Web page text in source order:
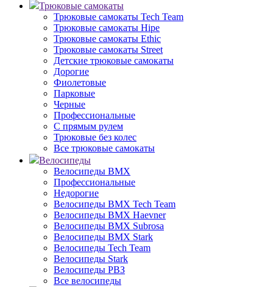
Трюковые самокаты
Трюковые самокаты Tech Team
Трюковые самокаты Hipe
Трюковые самокаты Ethic
Трюковые самокаты Street
Детские трюковые самокаты
Дорогие
Фиолетовые
Парковые
Черные
Профессиональные
С прямым рулем
Трюковые без колес
Все трюковые самокаты
Велосипеды
Велосипеды BMX
Профессиональные
Недорогие
Велосипеды BMX Tech Team
Велосипеды BMX Haevner
Велосипеды BMX Subrosa
Велосипеды BMX Stark
Велосипеды Tech Team
Велосипеды Stark
Велосипеды РВЗ
Все велосипеды